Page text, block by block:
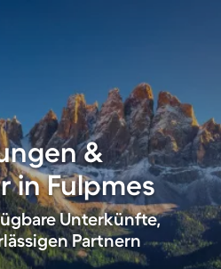
&
in Fulpmes
Unterkünfte,
Partnern